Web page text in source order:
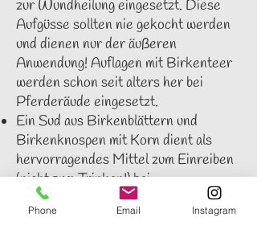
zur Wundheilung eingesetzt. Diese
Aufgüsse sollten nie gekocht werden
und dienen nur der äußeren
Anwendung! Auflagen mit Birkenteer
werden schon seit alters her bei
Pferderäude eingesetzt.
Ein Sud aus Birkenblättern und
Birkenknospen mit Korn dient als
hervorragendes Mittel zum Einreiben
(nicht zum Trinken!) bei
Gelenksschwellungen.
Inhaltsstoffe der Birke als Pflanze
Phone Email Instagram